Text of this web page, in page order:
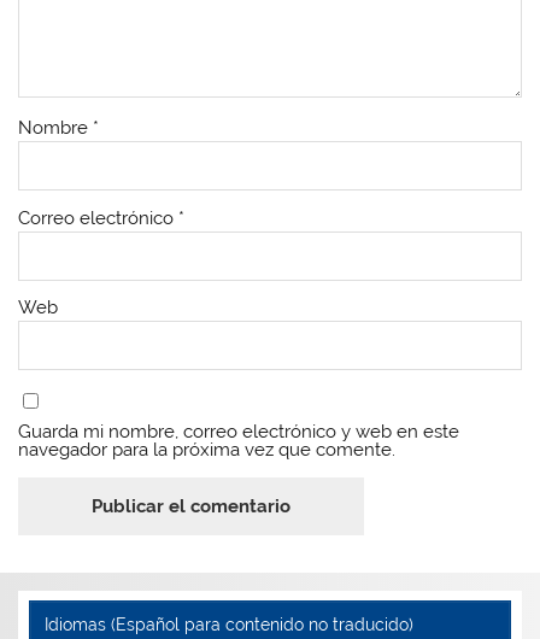
Nombre *
Correo electrónico *
Web
Guarda mi nombre, correo electrónico y web en este
navegador para la próxima vez que comente.
Idiomas (Español para contenido no traducido)